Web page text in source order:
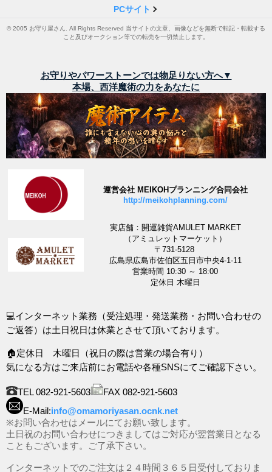
PCサイト
© 2005 お守り屋さん. All Rights Reserved 当サイトの文章、画像などを無断で転記・転載する
こと及びオークション等での転売を一切禁止します。
お守りやパワーストーンでは物足りない方へ▼
本場、西洋魔術の力をあなたに
運営会社 MEIKOHプランニング合同会社
http://meikohplanning.com/
実店舗：開運雑貨AMULET MARKET
（アミュレットマーケット）
〒731-5128
広島県広島市佐伯区五日市中央4-1-11
営業時間 10:30 ～ 18:00
定休日 木曜日
💻インターネット業務（受注処理・発送業務・お問い合わせの
ご返答）は土日祝日は休業とさせて頂いております。
🏠定休日 木曜日（祝日の際は営業の場合有り）
気になる方はご来店前にお電話や各種SNSにてご確認下さい。
TEL 082-921-5603
FAX 082-921-5603
E-Mail:info@omamoriyasan.ocnk.net
※お問い合わせはメールにてお願い致します。
土日祝のお問い合わせにつきましてはご対応が翌営業日となる
こともございます。ご了承下さい。
インターネットでのご注文は２４時間３６５日受付しておりま